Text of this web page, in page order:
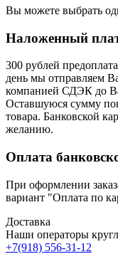
Вы можете выбрать
Наложенный
300 рублей
день мы отправляем
компанией СДЭК до
Оставшуюся сумму
товара. Банковской
желанию.
Оплата
При оформлении
вариант "Оплата по
Доставка
Наши операторы
+7(918) 556-31-12